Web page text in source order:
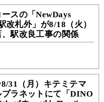
スの「NewDays
改札外」が8/18（火）
駅改良工事の関係
31（月）キテミテマ
ラネットにて「DINO